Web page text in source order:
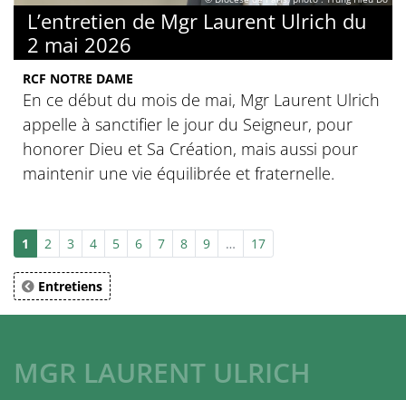
L’entretien de Mgr Laurent Ulrich du
2 mai 2026
RCF NOTRE DAME
En ce début du mois de mai, Mgr Laurent Ulrich
appelle à sanctifier le jour du Seigneur, pour
honorer Dieu et Sa Création, mais aussi pour
maintenir une vie équilibrée et fraternelle.
1 2 3 4 5 6 7 8 9 … 17
Entretiens
MGR LAURENT ULRICH